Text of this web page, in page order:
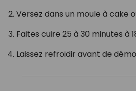
Versez dans un moule à cake
Faites cuire 25 à 30 minutes à
Laissez refroidir avant de